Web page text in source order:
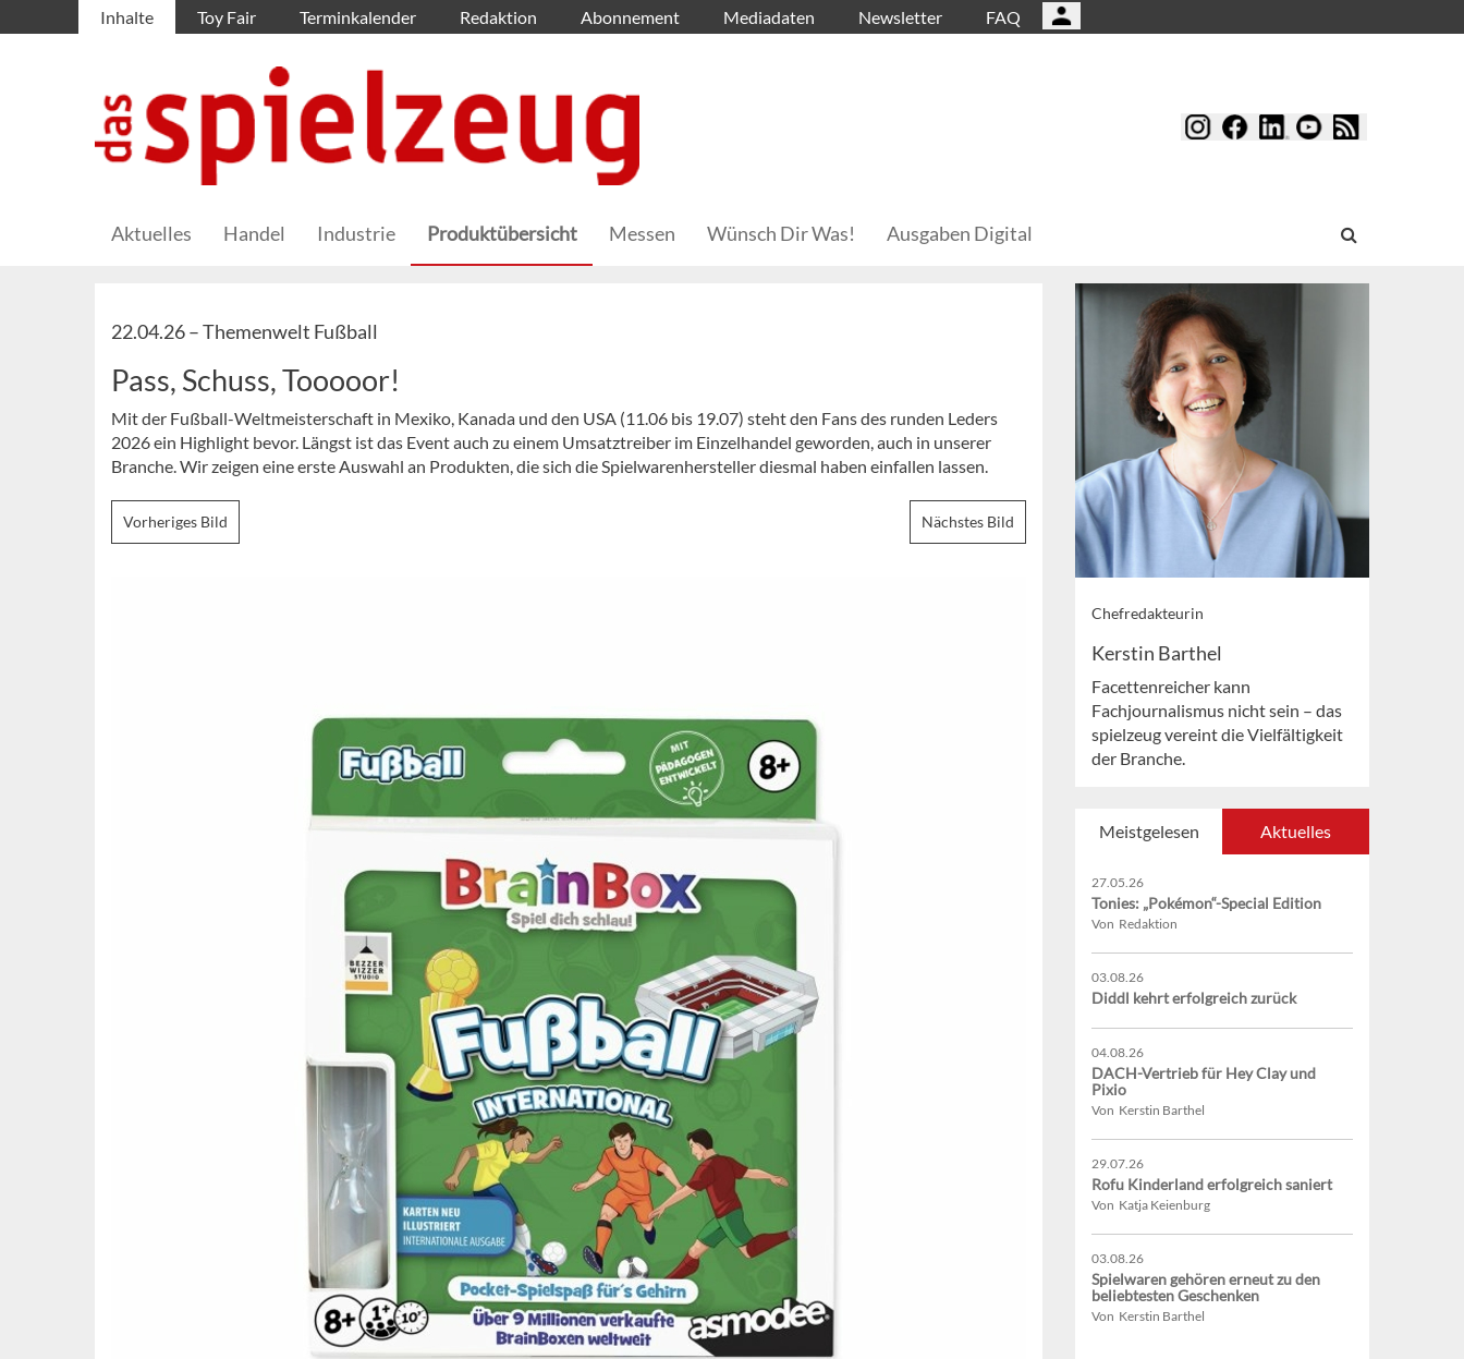
Inhalte Toy Fair Terminkalender Redaktion Abonnement Mediadaten Newsletter FAQ
Aktuelles Handel Industrie Produktübersicht Messen Wünsch Dir Was! Ausgaben Digital
22.04.26 –Themenwelt Fußball
Pass, Schuss, Tooooor!
Mit der Fußball-Weltmeisterschaft in Mexiko, Kanada und den USA (11.06 bis 19.07) steht den Fans des runden Leders
2026 ein Highlight bevor. Längst ist das Event auch zu einem Umsatztreiber im Einzelhandel geworden, auch in unserer
Branche. Wir zeigen eine erste Auswahl an Produkten, die sich die Spielwarenhersteller diesmal haben einfallen lassen.
Vorheriges Bild Nächstes Bild
Chefredakteurin
Kerstin Barthel
Facettenreicher kann
Fachjournalismus nicht sein – das
spielzeug vereint die Vielfältigkeit
der Branche.
Meistgelesen Aktuelles
27.05.26
Tonies: „Pokémon“-Special Edition
Von Redaktion
03.08.26
Diddl kehrt erfolgreich zurück
04.08.26
DACH-Vertrieb für Hey Clay und
Pixio
Von Kerstin Barthel
29.07.26
Rofu Kinderland erfolgreich saniert
Von Katja Keienburg
03.08.26
Spielwaren gehören erneut zu den
beliebtesten Geschenken
Von Kerstin Barthel